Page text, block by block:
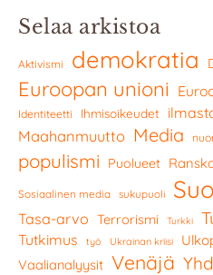
Selaa arkistoa
Aktivismi demokratia
Euroopan unioni
Identiteetti Ihmisoikeudet
Maahanmuutto Media
populismi Puolueet
Sosiaalinen media sukupuoli
Tasa-arvo Terrorismi Turkki
Tutkimus työ Ukrainan kriisi
Vaalianalyysit Venäjä